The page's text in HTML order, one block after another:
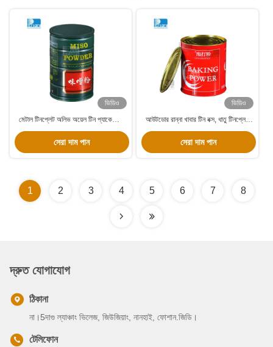
ভিডিও
মেটাল টিনপ্লেট অলিভ অয়েল টিন প্যাকেজিং,
কাস্টম ফুড টিন বক্স
সেরা দাম পান
ভিডিও
আউটডোর রান্না খাবার টিন বক্স, ধাতু টিনপ্লেট
বৃত্তাকার টিন পাত্রে কাস্টমাইজড
সেরা দাম পান
1 2 3 4 5 6 7 8
দ্রুত যোগাযোগ
ঠিকানা
না।5দাগু ল্যাঞ্চাং ভিলেজ, জিউজিয়াং, নানহাই, ফোশান.জিডি।
টেলিফোন